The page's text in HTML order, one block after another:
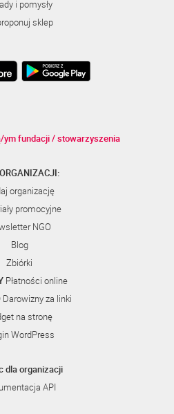
i pomysły
sklep
ym fundacji / stowarzyszenia
organizację
promocyjne
NGO
Blog
Zbiórki
Płatności online
Darowizny za linki
na stronę
WordPress
dla organizacji
API